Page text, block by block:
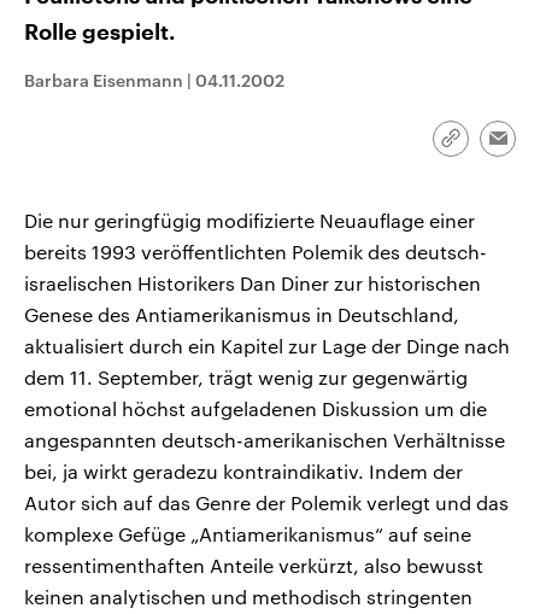
Rolle gespielt.
Barbara Eisenmann | 04.11.2002
Link
Die nur geringfügig modifizierte Neuauflage einer
bereits 1993 veröffentlichten Polemik des deutsch-
israelischen Historikers Dan Diner zur historischen
Genese des Antiamerikanismus in Deutschland,
aktualisiert durch ein Kapitel zur Lage der Dinge nach
dem 11. September, trägt wenig zur gegenwärtig
emotional höchst aufgeladenen Diskussion um die
angespannten deutsch-amerikanischen Verhältnisse
bei, ja wirkt geradezu kontraindikativ. Indem der
Autor sich auf das Genre der Polemik verlegt und das
komplexe Gefüge „Antiamerikanismus“ auf seine
ressentimenthaften Anteile verkürzt, also bewusst
keinen analytischen und methodisch stringenten